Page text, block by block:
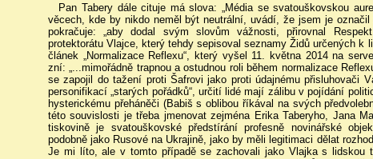
Pan Tabery dále cituje má slova: „Média se svatouškovskou
věcech, kde by nikdo neměl být neutrální, uvádí, že jsem je
pokračuje: „aby dodal svým slovům vážnosti, přirovnal
protektorátu Vlajce, který tehdy sepisoval seznamy Židů určených k
článek „Normalizace Reflexu“, který vyšel 11. května 2014 na
zní: „...mimořádně trapnou a ostudnou roli během normalizace
se zapojil do tažení proti Šafrovi jako proti údajnému přisluhovači
personifikací „starých pořádků“, určití lidé mají zálibu v pojídání
hysterickému přeháněči (Babiš s oblibou říkával na svých
této souvislosti je třeba jmenovat zejména Erika Taberyho, Jana
tiskovině je svatouškovské předstírání profesně novinářské
podobně jako Rusové na Ukrajině, jako by měli legitimaci dělat
Je mi líto, ale v tomto případě se zachovali jako Vlajka s lidskou